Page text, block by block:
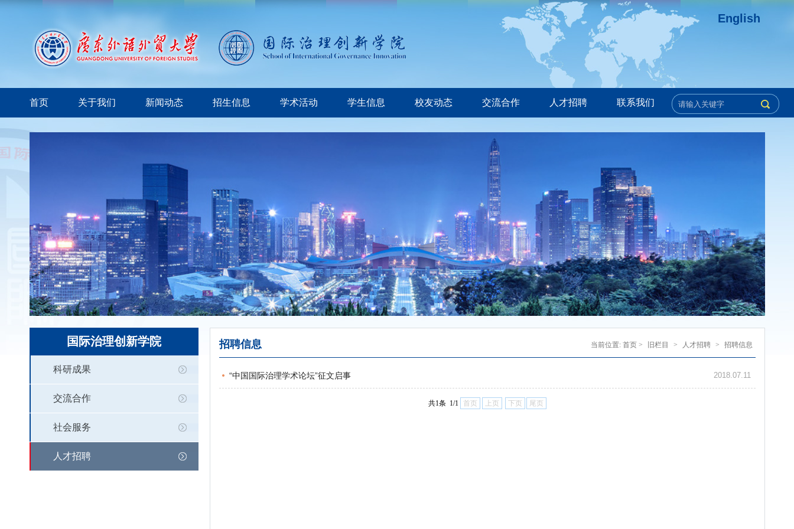
English
首页 关于我们 新闻动态 招生信息 学术活动 学生信息 校友动态 交流合作 人才招聘 联系我们
国际治理创新学院
科研成果
交流合作
社会服务
人才招聘
招聘信息 当前位置: 首页> 旧栏目 > 人才招聘 > 招聘信息
“中国国际治理学术论坛”征文启事 2018.07.11
共1条 1/1 首页 上页 下页 尾页